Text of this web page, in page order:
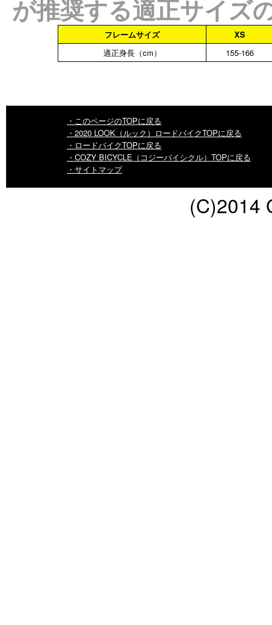
が推奨する適正サイズ
フレームサイズ
XS
適正身長（cm）
155-166
・このページのTOPに戻る
・2020 LOOK（ルック）ロードバイクTOPに戻る
・ロードバイクTOPに戻る
・COZY BICYCLE（コジーバイシクル）TOPに戻る
・サイトマップ
(C)2014